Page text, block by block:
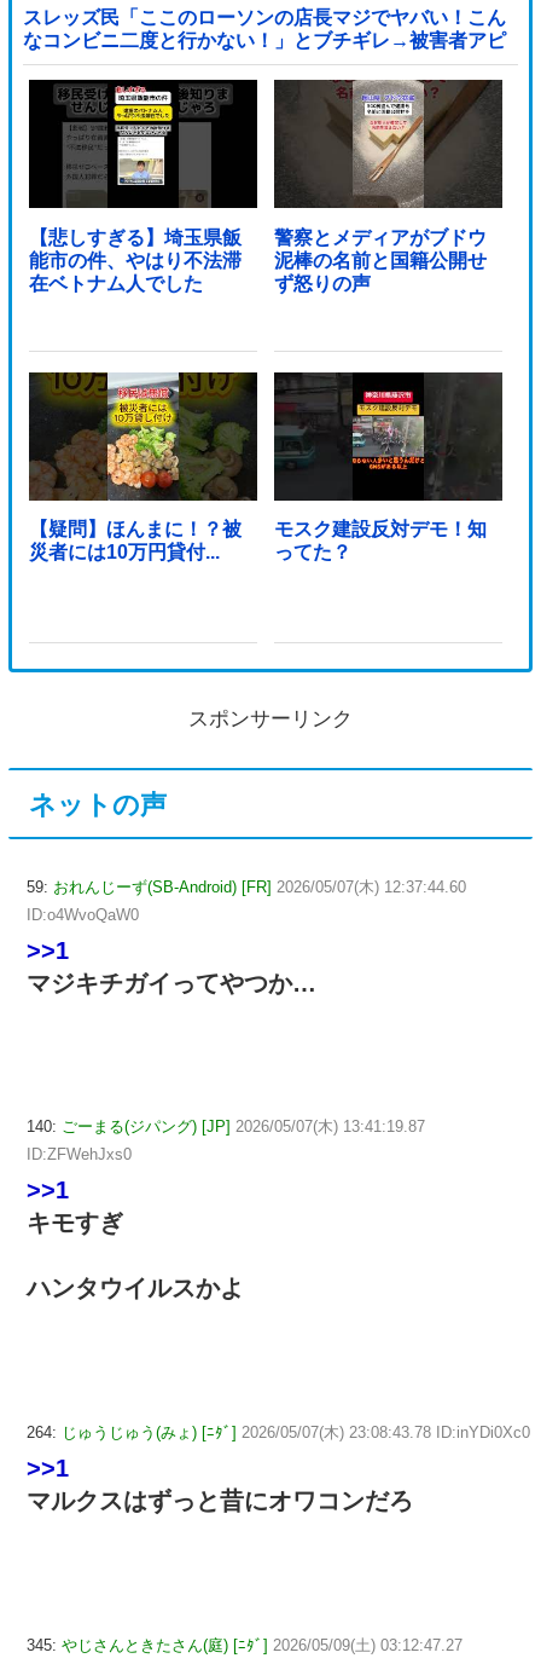
スレッズ民「ここのローソンの店長マジでヤバい！こん
なコンビニ二度と行かない！」とブチギレ→被害者アピ
するも「ヤバイのはお前だよ」とツッコミ殺到ｗｗｗｗ
ｗｗｗ他
【悲しすぎる】埼玉県飯
能市の件、やはり不法滞
在ベトナム人でした
警察とメディアがブドウ
泥棒の名前と国籍公開せ
ず怒りの声
【疑問】ほんまに！？被
災者には10万円貸付...
モスク建設反対デモ！知
ってた？
スポンサーリンク
ネットの声
59: おれんじーず(SB-Android) [FR] 2026/05/07(木) 12:37:44.60
ID:o4WvoQaW0
>>1
マジキチガイってやつか…
140: ごーまる(ジパング) [JP] 2026/05/07(木) 13:41:19.87
ID:ZFWehJxs0
>>1
キモすぎ
ハンタウイルスかよ
264: じゅうじゅう(みょ) [ﾆﾀﾞ] 2026/05/07(木) 23:08:43.78 ID:inYDi0Xc0
>>1
マルクスはずっと昔にオワコンだろ
345: やじさんときたさん(庭) [ﾆﾀﾞ] 2026/05/09(土) 03:12:47.27